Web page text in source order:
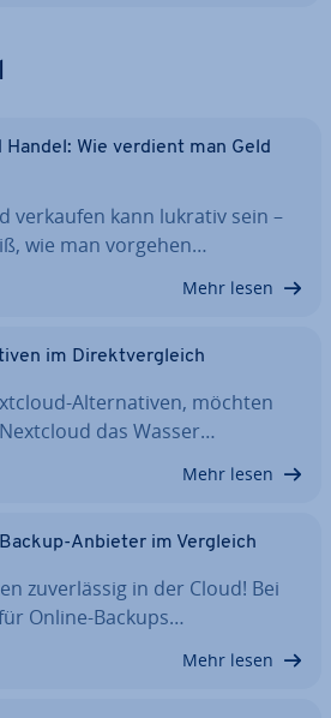
Handel: Wie verdient man Geld
verkaufen kann lukrativ sein –
wie man vorgehen…
Mehr lesen
im Di­rekt­ver­gleich
Al­ter­na­ti­ven, möchten
das Wasser…
Mehr lesen
Anbieter im Vergleich
zu­ver­läs­sig in der Cloud! Bei
Online-Backups…
Mehr lesen